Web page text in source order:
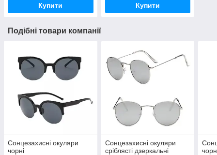
Купити Купити
Подібні товари компанії
Сонцезахисні окуляри
чорні
Сонцезахисні окуляри
сріблясті дзеркальні